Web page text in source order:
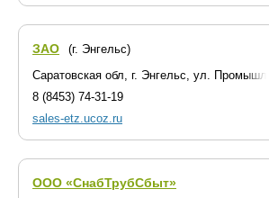
ЗАО
(г. Энгельс)
Саратовская обл, г. Энгельс, ул.
8 (8453) 74-31-19
sales-etz.ucoz.ru
ООО «СнабТрубСбыт»